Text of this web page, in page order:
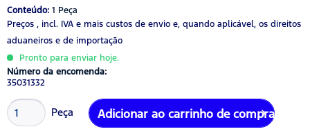
Conteúdo: 1 Peça
Preços , incl. IVA e mais custos de envio e, quando aplicável, os direitos
aduaneiros e de importação
Pronto para enviar hoje.
Número da encomenda:
35031332
Peça Adicionar ao carrinho de compras